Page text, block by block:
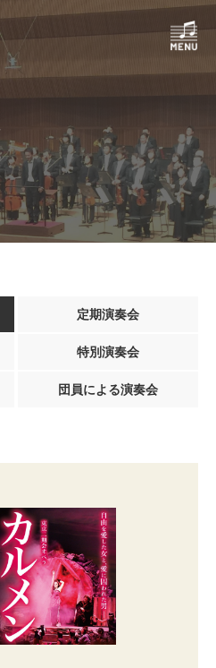
定期演奏会
特別演奏会
団員による演奏会